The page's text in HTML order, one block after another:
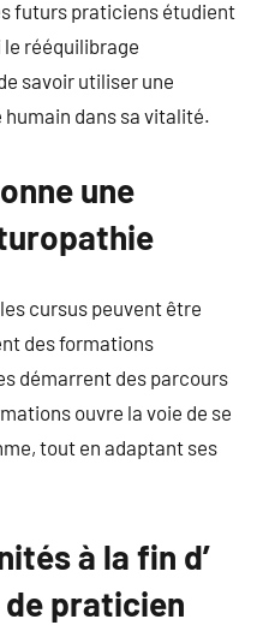
futurs praticiens étudient
rééquilibrage
savoir utiliser une
humain dans sa vitalité.
une
cursus peuvent être
des formations
démarrent des parcours
ouvre la voie de se
tout en adaptant ses
à la fin d’
praticien